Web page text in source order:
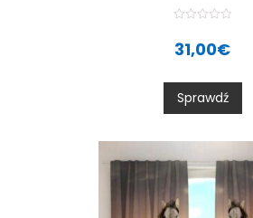
a
t
0
o
u
t
31,00€
Sprawdź